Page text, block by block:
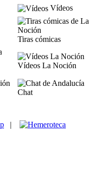
Vídeos
Tiras cómicas
Vídeos La Noción
Chat
|